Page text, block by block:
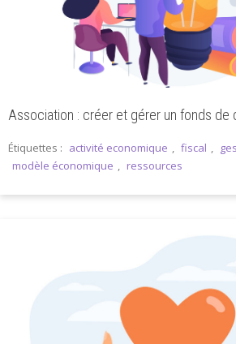
Association : créer et gérer un fonds de
Étiquettes : activité economique , fiscal ,
modèle économique , ressources